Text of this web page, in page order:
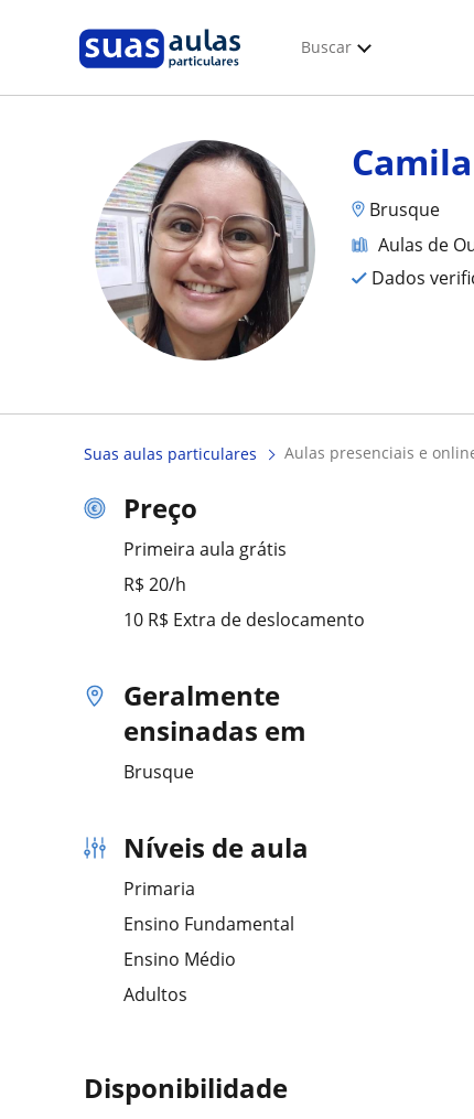
Buscar
Camila
Brusque
Aulas de
Dados
Suas aulas particulares aulas presenciais e
Preço
Primeira aula grátis
R$ 20/h
10 R$ Extra de deslocamento
Geralmente
ensinadas em
Brusque
Níveis de aula
Primaria
Ensino Fundamental
Ensino Médio
Adultos
Disponibilidade